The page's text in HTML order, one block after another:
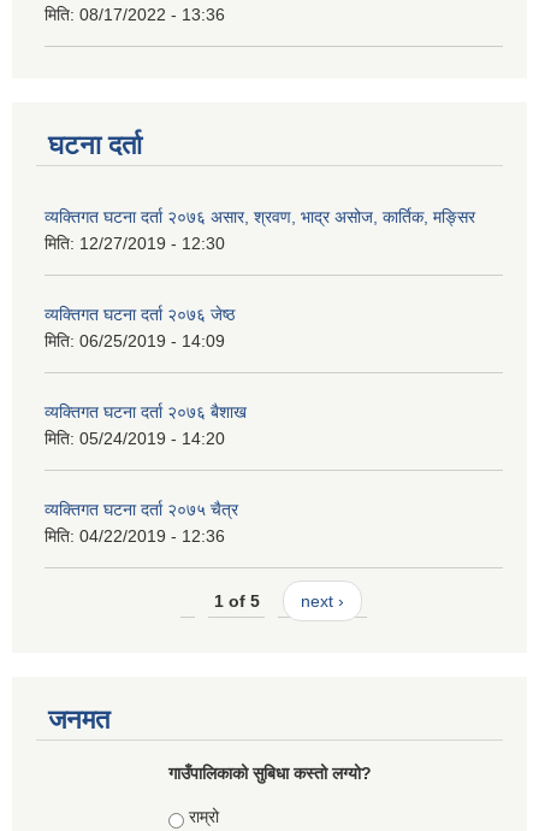
मिति: 08/17/2022 - 13:36
घटना दर्ता
व्यक्तिगत घटना दर्ता २०७६ असार, श्रवण, भाद्र असोज, कार्तिक, मङ्सिर
मिति: 12/27/2019 - 12:30
व्यक्तिगत घटना दर्ता २०७६ जेष्ठ
मिति: 06/25/2019 - 14:09
व्यक्तिगत घटना दर्ता २०७६ बैशाख
मिति: 05/24/2019 - 14:20
व्यक्तिगत घटना दर्ता २०७५ चैत्र
मिति: 04/22/2019 - 12:36
1 of 5 next ›
जनमत
गाउँपालिकाको सुबिधा कस्तो लग्यो?
Choices
राम्रो